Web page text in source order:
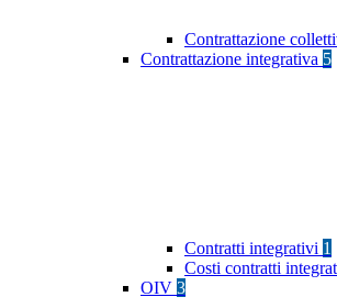
Contrattazione
Contrattazione integrativa 5
Contratti integrativi 1
Costi contratti
OIV 3